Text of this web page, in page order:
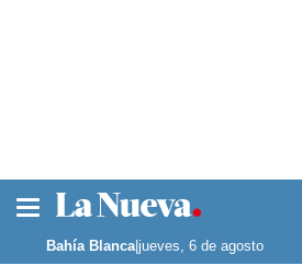
Noticias
La ciudad
Punta Alta
Bahía Blanca|jueves, 6 de agosto